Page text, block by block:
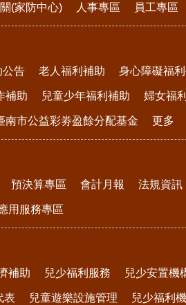
(家防中心) 人事專區 員工專區
公告 老人福利補助 身心障礙福
補助 兒童少年福利補助 婦女福
南市公益彩劵盈餘分配基金 更多
預決算專區 會計月報 法規資訊
用服務專區
補助 兒少福利服務 兒少安置機
表 兒童遊樂設施管理 兒少福利